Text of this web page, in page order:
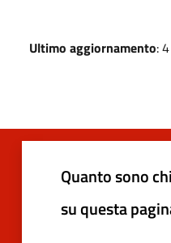
Ultimo aggiornamento:
Quanto sono
su questa